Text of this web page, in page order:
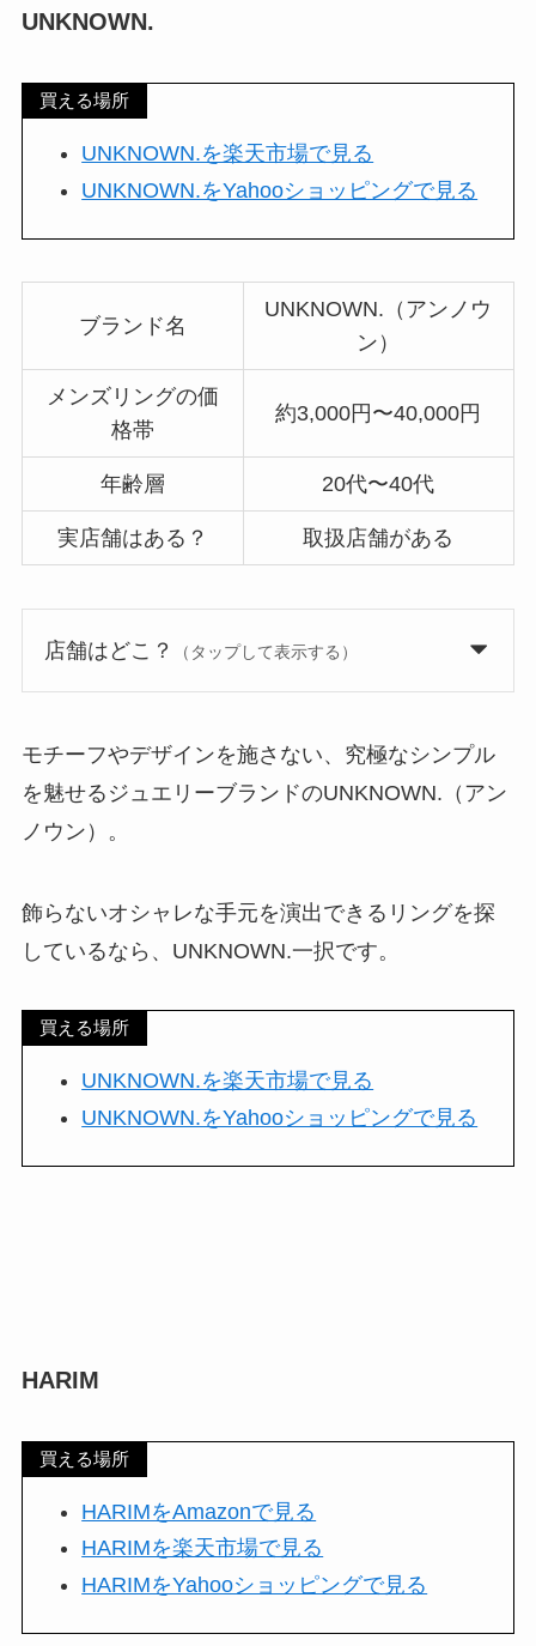
UNKNOWN.
買える場所
UNKNOWN.を楽天市場で見る
UNKNOWN.をYahooショッピングで見る
ブランド名
UNKNOWN.（アンノウ
ン）
メンズリングの価
格帯
約3,000円〜40,000円
年齢層 20代〜40代
実店舗はある？ 取扱店舗がある
店舗はどこ？ （タップして表示する）
モチーフやデザインを施さない、究極なシンプル
を魅せるジュエリーブランドのUNKNOWN.（アン
ノウン）。
飾らないオシャレな手元を演出できるリングを探
しているなら、UNKNOWN.一択です。
買える場所
UNKNOWN.を楽天市場で見る
UNKNOWN.をYahooショッピングで見る
HARIM
買える場所
HARIMをAmazonで見る
HARIMを楽天市場で見る
HARIMをYahooショッピングで見る